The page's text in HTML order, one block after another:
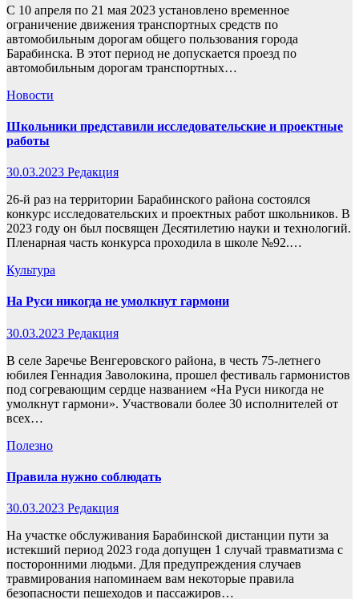
С 10 апреля по 21 мая 2023 установлено временное
ограничение движения транспортных средств по
автомобильным дорогам общего пользования города
Барабинска. В этот период не допускается проезд по
автомобильным дорогам транспортных…
Новости
Школьники представили исследовательские и проектные
работы
30.03.2023 Редакция
26-й раз на территории Барабинского района состоялся
конкурс исследовательских и проектных работ школьников. В
2023 году он был посвящен Десятилетию науки и технологий.
Пленарная часть конкурса проходила в школе №92.…
Культура
На Руси никогда не умолкнут гармони
30.03.2023 Редакция
В селе Заречье Венгеровского района, в честь 75-летнего
юбилея Геннадия Заволокина, прошел фестиваль гармонистов
под согревающим сердце названием «На Руси никогда не
умолкнут гармони». Участвовали более 30 исполнителей от
всех…
Полезно
Правила нужно соблюдать
30.03.2023 Редакция
На участке обслуживания Барабинской дистанции пути за
истекший период 2023 года допущен 1 случай травматизма с
посторонними людьми. Для предупреждения случаев
травмирования напоминаем вам некоторые правила
безопасности пешеходов и пассажиров…